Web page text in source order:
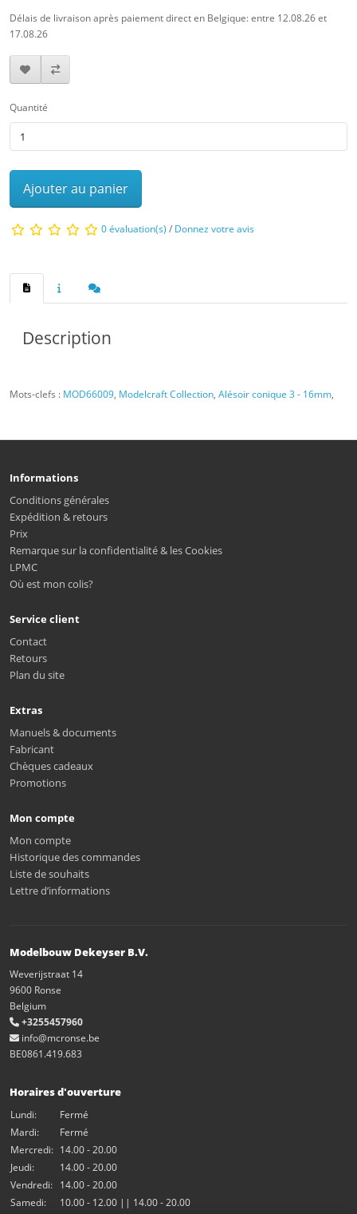
Délais de livraison après paiement direct en Belgique: entre 12.08.26 et
17.08.26
Quantité
Ajouter au panier
0 évaluation(s) / Donnez votre avis
Description
Mots-clefs : MOD66009, Modelcraft Collection, Alésoir conique 3 - 16mm,
Informations
Conditions générales
Expédition & retours
Prix
Remarque sur la confidentialité & les Cookies
LPMC
Où est mon colis?
Service client
Contact
Retours
Plan du site
Extras
Manuels & documents
Fabricant
Chèques cadeaux
Promotions
Mon compte
Mon compte
Historique des commandes
Liste de souhaits
Lettre d’informations
Modelbouw Dekeyser B.V.
Weverijstraat 14
9600 Ronse
Belgium
+3255457960
info@mcronse.be
BE0861.419.683
Horaires d'ouverture
Lundi:
Fermé
Mardi:
Fermé
Mercredi: 14.00 - 20.00
Jeudi:
14.00 - 20.00
Vendredi: 14.00 - 20.00
Samedi:
10.00 - 12.00 || 14.00 - 20.00